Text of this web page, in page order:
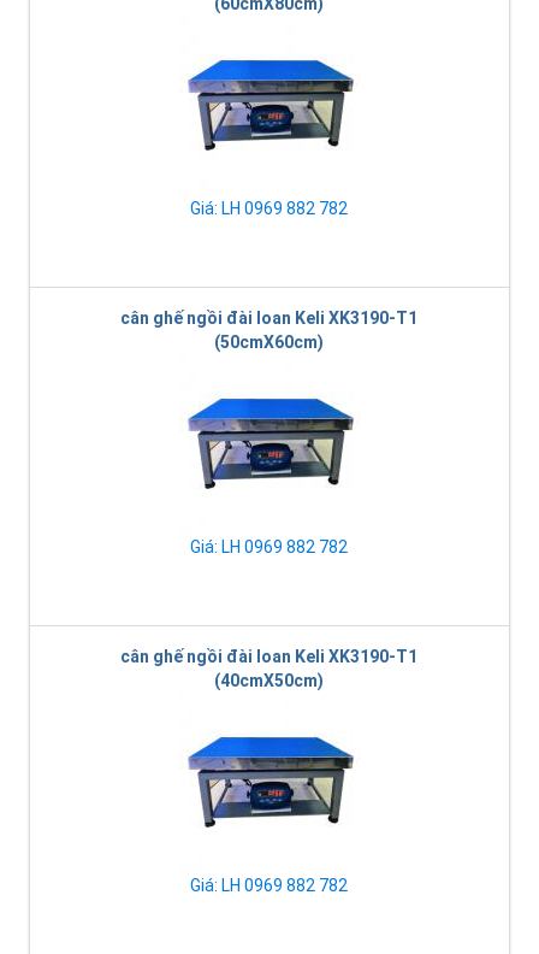
(60cmX80cm)
Giá: LH 0969 882 782
cân ghế ngồi đài loan Keli XK3190-T1
(50cmX60cm)
Giá: LH 0969 882 782
cân ghế ngồi đài loan Keli XK3190-T1
(40cmX50cm)
Giá: LH 0969 882 782